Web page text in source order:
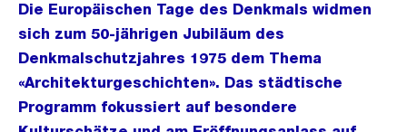
Die Europäischen Tage des Denkmals widmen
sich zum 50-jährigen Jubiläum des
Denkmalschutzjahres 1975 dem Thema
«Architekturgeschichten». Das städtische
Programm fokussiert auf besondere